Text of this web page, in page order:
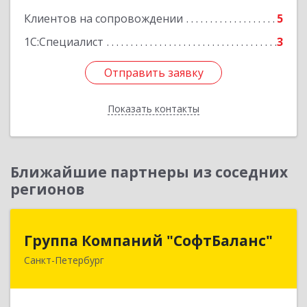
Клиентов на сопровождении
5
1С:Специалист
3
Отправить заявку
Показать контакты
Отправить заявку
Назад
Ближайшие партнеры из соседних
регионов
Группа Компаний "СофтБаланс"
Санкт-Петербург
Группа Компаний "СофтБаланс"
195112, Санкт-Петербург г, Заневский пр-кт,